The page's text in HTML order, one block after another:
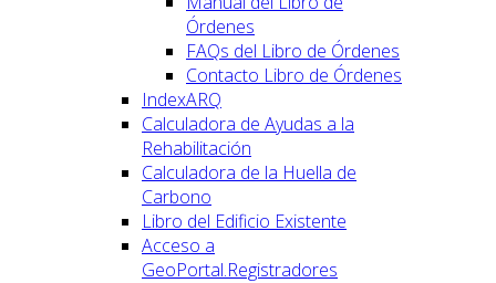
Órdenes
FAQs del Libro de Órdenes
Contacto Libro de Órdenes
IndexARQ
Calculadora de Ayudas a la
Rehabilitación
Calculadora de la Huella de
Carbono
Libro del Edificio Existente
Acceso a
GeoPortal.Registradores